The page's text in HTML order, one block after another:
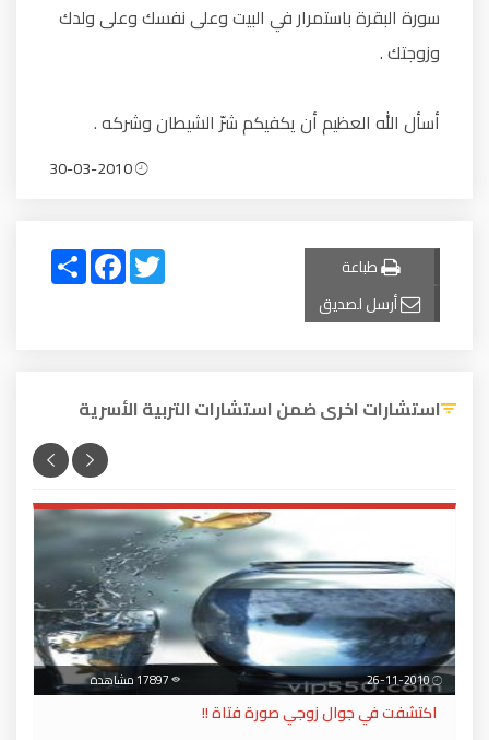
سورة البقرة باستمرار في البيت وعلى نفسك وعلى ولدك
وزوجتك .
أسأل الله العظيم أن يكفيكم شرّ الشيطان وشركه .
طباعة
أرسل لصديق
Share
FacebookTwitter
استشارات اخرى ضمن استشارات التربية الأسرية
26-11-2010
اكتشفت في جوال زوجي صورة فتاة !!